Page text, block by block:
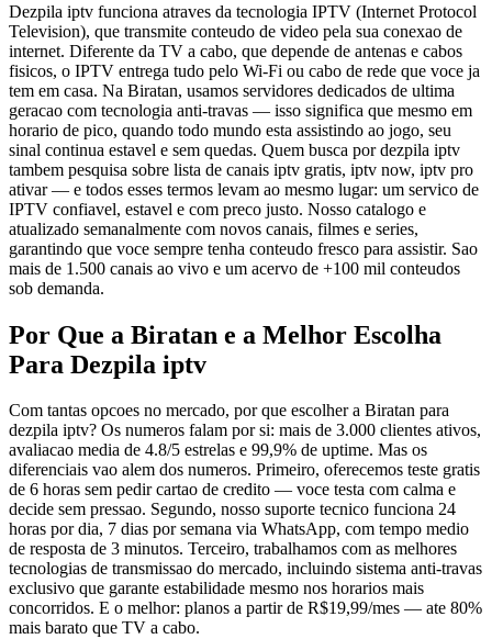
Dezpila iptv funciona atraves da tecnologia IPTV (Internet Protocol
Television), que transmite conteudo de video pela sua conexao de
internet. Diferente da TV a cabo, que depende de antenas e cabos
fisicos, o IPTV entrega tudo pelo Wi-Fi ou cabo de rede que voce ja
tem em casa. Na Biratan, usamos servidores dedicados de ultima
geracao com tecnologia anti-travas — isso significa que mesmo em
horario de pico, quando todo mundo esta assistindo ao jogo, seu
sinal continua estavel e sem quedas. Quem busca por dezpila iptv
tambem pesquisa sobre lista de canais iptv gratis, iptv now, iptv pro
ativar — e todos esses termos levam ao mesmo lugar: um servico de
IPTV confiavel, estavel e com preco justo. Nosso catalogo e
atualizado semanalmente com novos canais, filmes e series,
garantindo que voce sempre tenha conteudo fresco para assistir. Sao
mais de 1.500 canais ao vivo e um acervo de +100 mil conteudos
sob demanda.
Por Que a Biratan e a Melhor Escolha
Para Dezpila iptv
Com tantas opcoes no mercado, por que escolher a Biratan para
dezpila iptv? Os numeros falam por si: mais de 3.000 clientes ativos,
avaliacao media de 4.8/5 estrelas e 99,9% de uptime. Mas os
diferenciais vao alem dos numeros. Primeiro, oferecemos teste gratis
de 6 horas sem pedir cartao de credito — voce testa com calma e
decide sem pressao. Segundo, nosso suporte tecnico funciona 24
horas por dia, 7 dias por semana via WhatsApp, com tempo medio
de resposta de 3 minutos. Terceiro, trabalhamos com as melhores
tecnologias de transmissao do mercado, incluindo sistema anti-travas
exclusivo que garante estabilidade mesmo nos horarios mais
concorridos. E o melhor: planos a partir de R$19,99/mes — ate 80%
mais barato que TV a cabo.